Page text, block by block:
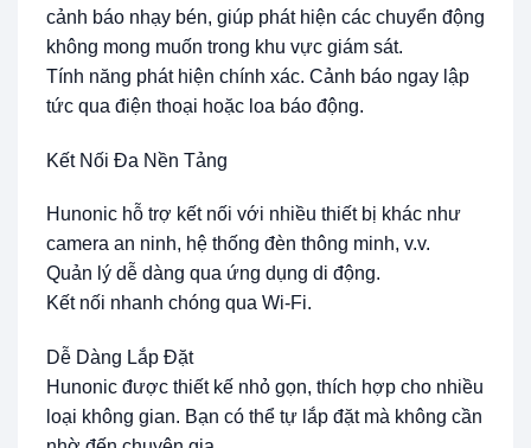
cảnh báo nhạy bén, giúp phát hiện các chuyển động
không mong muốn trong khu vực giám sát.
Tính năng phát hiện chính xác. Cảnh báo ngay lập
tức qua điện thoại hoặc loa báo động.
Kết Nối Đa Nền Tảng
Hunonic hỗ trợ kết nối với nhiều thiết bị khác như
camera an ninh, hệ thống đèn thông minh, v.v.
Quản lý dễ dàng qua ứng dụng di động.
Kết nối nhanh chóng qua Wi-Fi.
Dễ Dàng Lắp Đặt
Hunonic được thiết kế nhỏ gọn, thích hợp cho nhiều
loại không gian. Bạn có thể tự lắp đặt mà không cần